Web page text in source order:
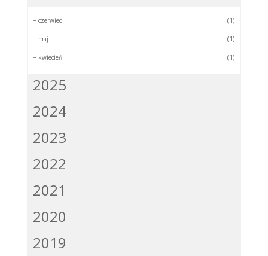
+ czerwiec (1)
+ maj (1)
+ kwiecień (1)
2025
2024
2023
2022
2021
2020
2019